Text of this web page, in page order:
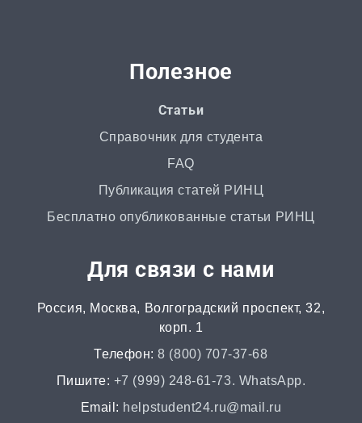
от 3 дней | от 5000 ₽
от 1 дня | от 700 ₽
Маркетинговое исследование
от 4 часов | от 500 ₽
от 2 часов | от 500 ₽
Аннотация
НИР
от 2 часов | от 5000 ₽
Полезное
Статьи
Справочник для студента
FAQ
Публикация статей РИНЦ
Бесплатно опубликованные статьи РИНЦ
Для связи с нами
Россия, Москва, Волгоградский проспект, 32,
корп. 1
Телефон:8 (800) 707-37-68
Пишите: +7 (999) 248-61-73. WhatsApp.
Email: helpstudent24.ru@mail.ru